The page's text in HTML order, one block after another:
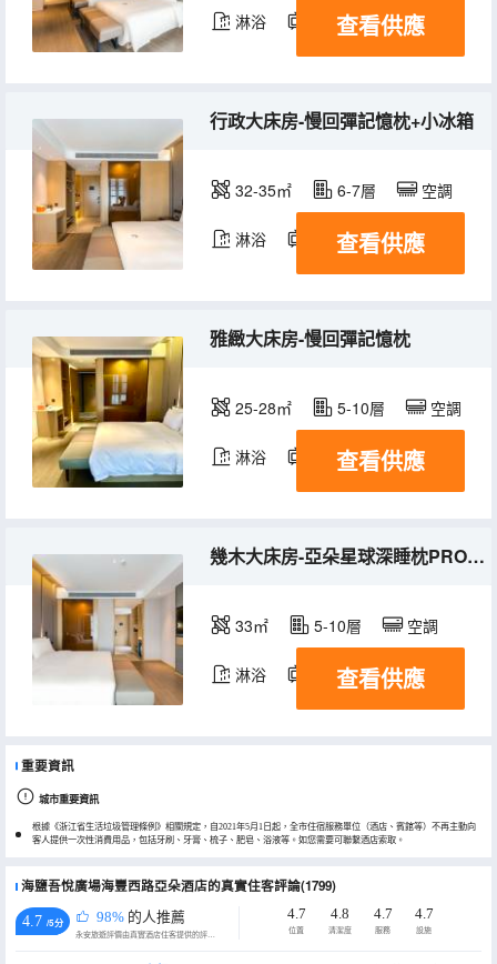
淋浴 電視機 冰箱
查看供應
行政大床房-慢回彈記憶枕+小冰箱
32-35㎡ 6-7層 空調
淋浴 電視機
查看供應
雅緻大床房-慢回彈記憶枕
25-28㎡ 5-10層 空調
淋浴 電視機
查看供應
幾木大床房-亞朵星球深睡枕PRO+小冰箱
33㎡ 5-10層 空調
淋浴 電視機 冰箱
查看供應
重要資訊
城市重要資訊
根據《浙江省生活垃圾管理條例》相關規定，自2021年5月1日起，全市住宿服務單位（酒店、賓館等）不再主動向
客人提供一次性消費用品，包括牙刷、牙膏、梳子、肥皂、浴液等。如您需要可聯繫酒店索取。
海鹽吾悅廣場海豐西路亞朵酒店的真實住客評論(1799)
4.7 /5分 98% 的人推薦
永安旅遊評價由真實酒店住客提供的評價。
4.7
位置
4.8
清潔度
4.7
服務
4.7
設施